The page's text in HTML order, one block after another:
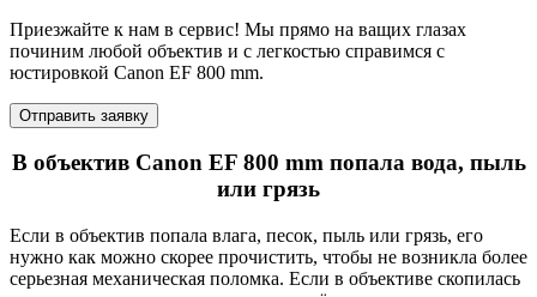
Приезжайте к нам в сервис! Мы прямо на ващих глазах
починим любой объектив и с легкостью справимся с
юстировкой Canon EF 800 mm.
Отправить заявку
В объектив Canon EF 800 mm попала вода, пыль
или грязь
Если в объектив попала влага, песок, пыль или грязь, его
нужно как можно скорее прочистить, чтобы не возникла более
серьезная механическая поломка. Если в объективе скопилась